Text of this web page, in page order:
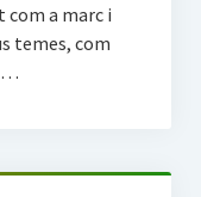
com a marc i
temes, com